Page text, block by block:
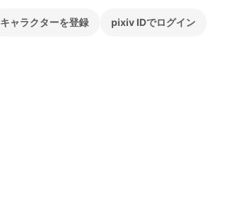
キャラクターを登録 pixiv IDでログイン